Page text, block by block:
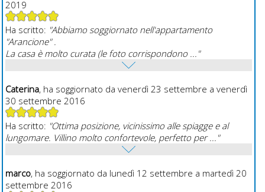
2019
Ha scritto: "Abbiamo soggiornato nell'appartamento
"Arancione" .
La casa è molto curata (le foto corrispondono ..."
Caterina, ha soggiornato da venerdì 23 settembre a venerdì
30 settembre 2016
Ha scritto: "Ottima posizione, vicinissimo alle spiagge e al
lungomare. Villino molto confortevole, perfetto per ..."
marco, ha soggiornato da lunedì 12 settembre a martedì 20
settembre 2016